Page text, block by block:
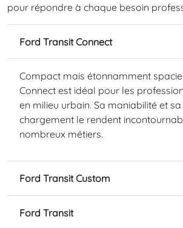
pour répondre à chaque besoin
Ford Transit Connect
Compact mais étonnamment
Connect est idéal pour les
en milieu urbain. Sa maniabilité et
chargement le rendent
nombreux métiers.
Ford Transit Custom
Ford Transit